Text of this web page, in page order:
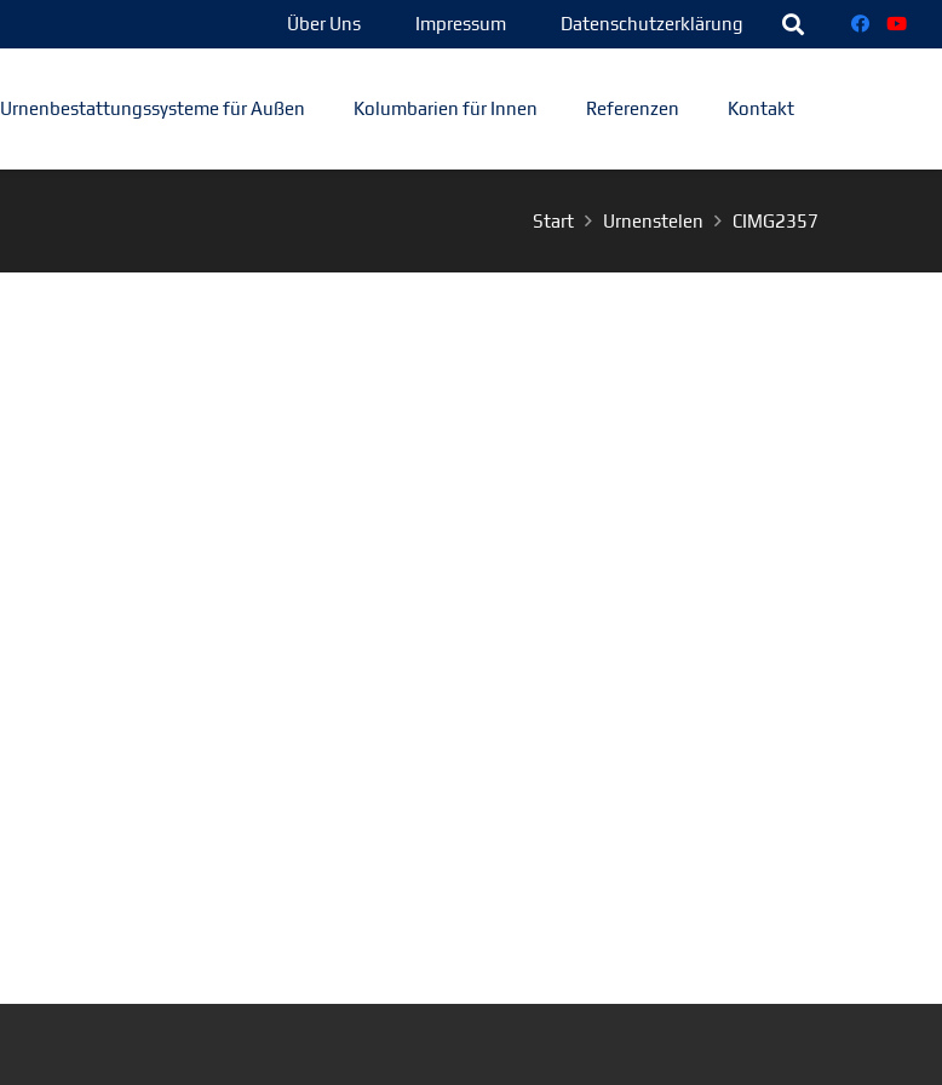
Über Uns Impressum Datenschutzerklärung
Urnenbestattungssysteme für Außen Kolumbarien für Innen Referenzen Kontakt
Start Urnenstelen CIMG2357